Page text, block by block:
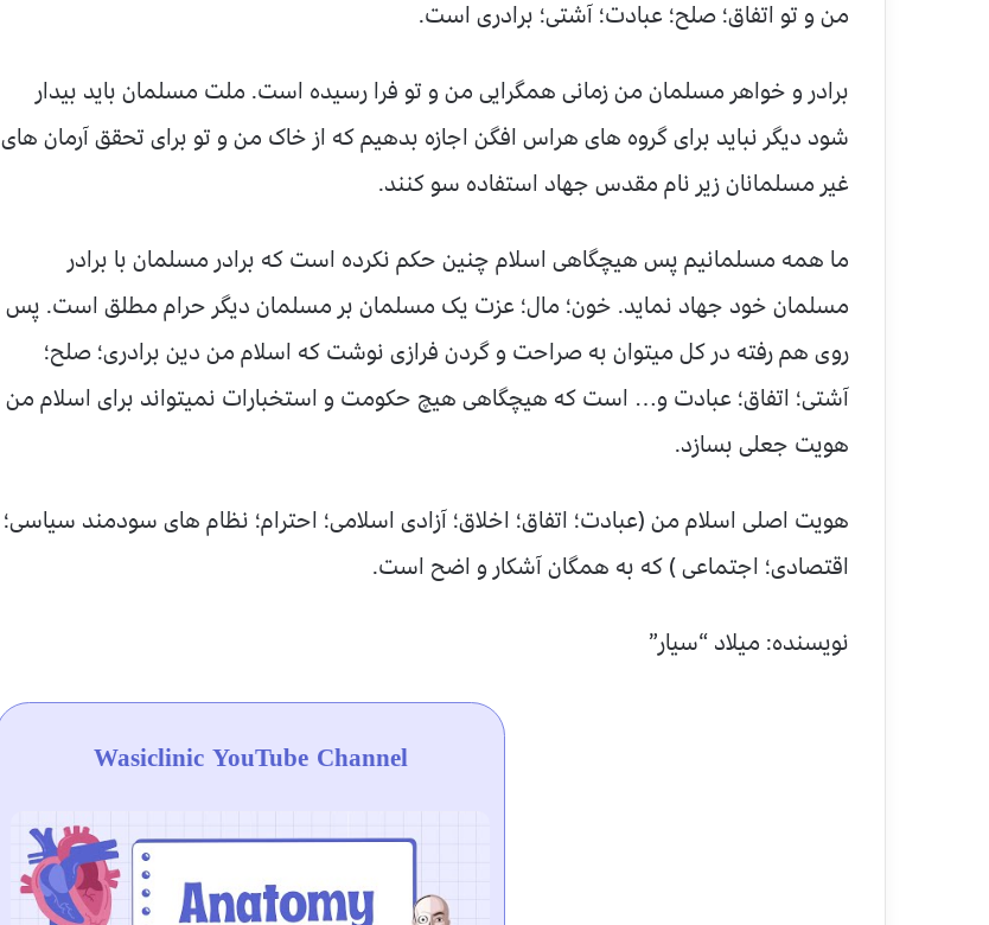
من و تو اتفاق؛ صلح؛ عبادت؛ آشتی؛ برادری است.
برادر و خواهر مسلمان من زمانی همگرایی من و تو فرا رسیده است. ملت مسلمان باید بیدار
شود دیگر نباید برای گروه های هراس افگن اجازه بدهیم که از خاک من و تو برای تحقق آرمان های
غیر مسلمانان زیر نام مقدس جهاد استفاده سو کنند.
ما همه مسلمانیم پس هیچگاهی اسلام چنین حکم نکرده است که برادر مسلمان با برادر
مسلمان خود جهاد نماید. خون؛ مال؛ عزت یک مسلمان بر مسلمان دیگر حرام مطلق است. پس
روی هم رفته در کل میتوان به صراحت و گردن فرازی نوشت که اسلام من دین برادری؛ صلح؛
آشتی؛ اتفاق؛ عبادت و… است که هیچگاهی هیچ حکومت و استخبارات نمیتواند برای اسلام من
هویت جعلی بسازد.
هویت اصلی اسلام من (عبادت؛ اتفاق؛ اخلاق؛ آزادی اسلامی؛ احترام؛ نظام های سودمند سیاسی؛
اقتصادی؛ اجتماعی ) که به همگان آشکار و اضح است.
نویسنده: میلاد “سیار”
Wasiclinic YouTube Channel